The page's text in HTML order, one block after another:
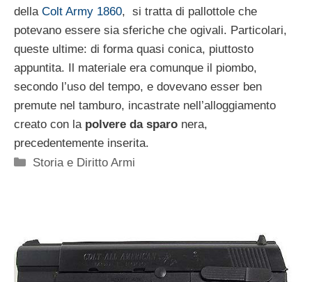
della Colt Army 1860, si tratta di pallottole che
potevano essere sia sferiche che ogivali. Particolari,
queste ultime: di forma quasi conica, piuttosto
appuntita. Il materiale era comunque il piombo,
secondo l’uso del tempo, e dovevano esser ben
premute nel tamburo, incastrate nell’alloggiamento
creato con la polvere da sparo nera,
precedentemente inserita.
Categorie
Storia e Diritto Armi